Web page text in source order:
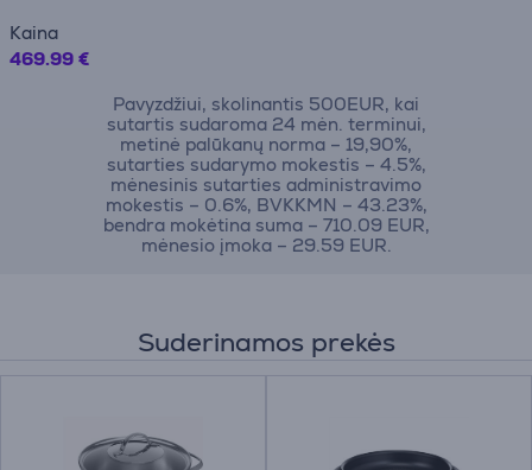
Kaina
469.99 €
Pavyzdžiui, skolinantis 500EUR, kai
sutartis sudaroma 24 mėn. terminui,
metinė palūkanų norma – 19,90%,
sutarties sudarymo mokestis – 4.5%,
mėnesinis sutarties administravimo
mokestis – 0.6%, BVKKMN – 43.23%,
bendra mokėtina suma – 710.09 EUR,
mėnesio įmoka – 29.59 EUR.
Suderinamos prekės